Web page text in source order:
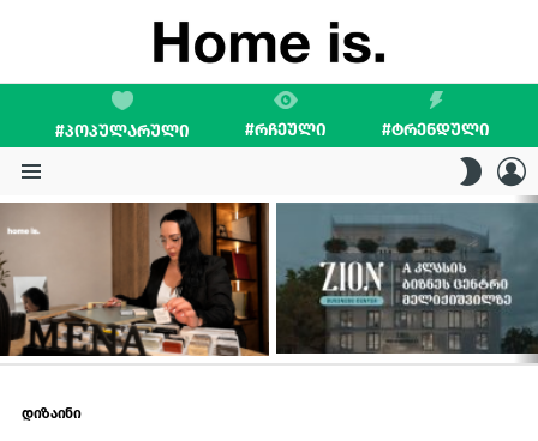
#ᲞᲝᲞᲣᲚᲐᲠᲣᲚᲘ #ᲠᲩᲔᲣᲚᲘ #ᲢᲠᲔᲜᲓᲣᲚᲘ
SKIN
STORIES
დიზაინი